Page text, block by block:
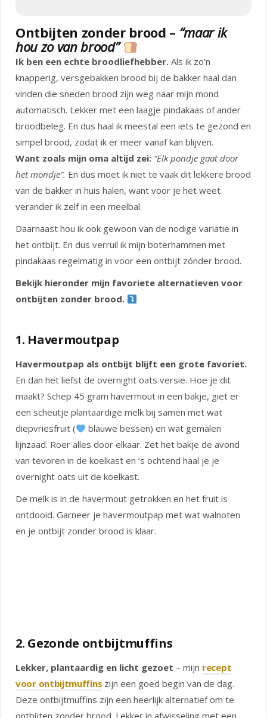
Ontbijten zonder brood – “maar ik
hou zo van brood”
Ik ben een echte broodliefhebber. Als ik zo’n
knapperig, versgebakken brood bij de bakker haal dan
vinden die sneden brood zijn weg naar mijn mond
automatisch. Lekker met een laagje pindakaas of ander
broodbeleg. En dus haal ik meestal een iets te gezond en
simpel brood, zodat ik er meer vanaf kan blijven.
Want zoals mijn oma altijd zei: “Elk pondje gaat door
het mondje”. En dus moet ik niet te vaak dit lekkere brood
van de bakker in huis halen, want voor je het weet
verander ik zelf in een meelbal.
Daarnaast hou ik ook gewoon van de nodige variatie in
het ontbijt. En dus verruil ik mijn boterhammen met
pindakaas regelmatig in voor een ontbijt zónder brood.
Bekijk hieronder mijn favoriete alternatieven voor
ontbijten zonder brood.
1. Havermoutpap
Havermoutpap als ontbijt blijft een grote favoriet.
En dan het liefst de overnight oats versie. Hoe je dit
maakt? Schep 45 gram havermout in een bakje, giet er
een scheutje plantaardige melk bij samen met wat
diepvriesfruit (
blauwe bessen) en wat gemalen
lijnzaad. Roer alles door elkaar. Zet het bakje de avond
van tevoren in de koelkast en ‘s ochtend haal je je
overnight oats uit de koelkast.
De melk is in de havermout getrokken en het fruit is
ontdooid. Garneer je havermoutpap met wat walnoten
en je ontbijt zonder brood is klaar.
2. Gezonde ontbijtmuffins
Lekker, plantaardig en licht gezoet – mijn recept
voor ontbijtmuffins zijn een goed begin van de dag.
Deze ontbijtmuffins zijn een heerlijk alternatief om te